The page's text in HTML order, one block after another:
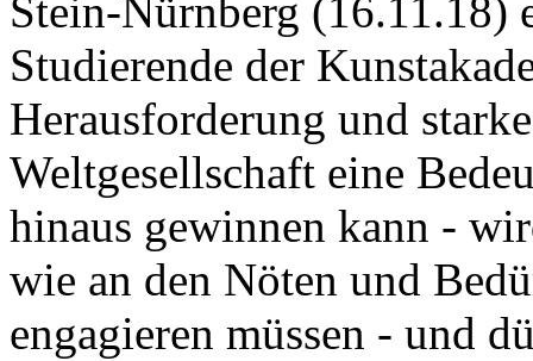
Stein-Nürnberg (16.11.18)
Studierende der
Herausforderung und
Weltgesellschaft eine
hinaus gewinnen kann -
wie an den Nöten und
engagieren müssen - und